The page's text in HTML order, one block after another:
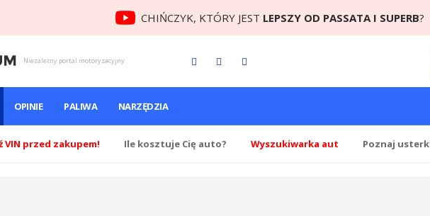
CHIŃCZYK, KTÓRY JEST LEPSZY OD PASSATA I SUPERB?
Niezależny portal motoryzacyjny
OPINIE PALIWA NARZĘDZIA
VIN przed zakupem! Ile kosztuje Cię auto? Wyszukiwarka aut Poznaj